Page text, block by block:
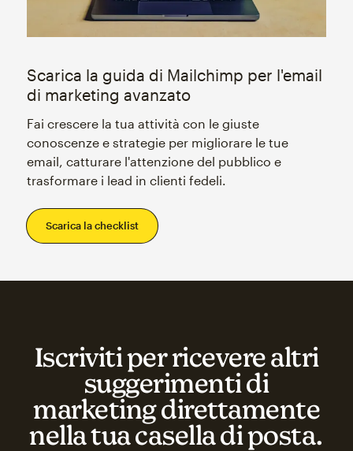
Scarica la guida di Mailchimp per l'email
di marketing avanzato
Fai crescere la tua attività con le giuste
conoscenze e strategie per migliorare le tue
email, catturare l'attenzione del pubblico e
trasformare i lead in clienti fedeli.
Scarica la checklist
Iscriviti per ricevere altri
suggerimenti di
marketing direttamente
nella tua casella di posta.